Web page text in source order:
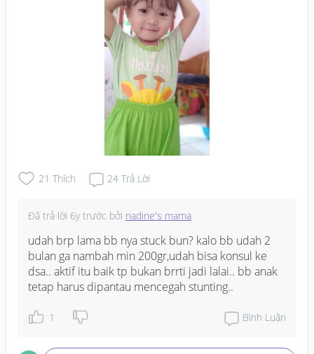
21 Thích 24 Trả Lời
Đã trả lời 6y trước bởi nadine's mama
udah brp lama bb nya stuck bun? kalo bb udah 2
bulan ga nambah min 200gr,udah bisa konsul ke
dsa.. aktif itu baik tp bukan brrti jadi lalai.. bb anak
tetap harus dipantau mencegah stunting..
1 Bình Luận